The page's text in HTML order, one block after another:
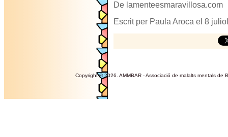
De lamenteesmaravillosa.com
Escrit per Paula Aroca el 8
Copyright © 2026. AMMBAR - Associació de malalts mentals de